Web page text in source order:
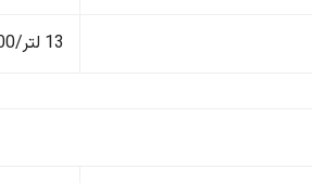
13 لتر/100 كم